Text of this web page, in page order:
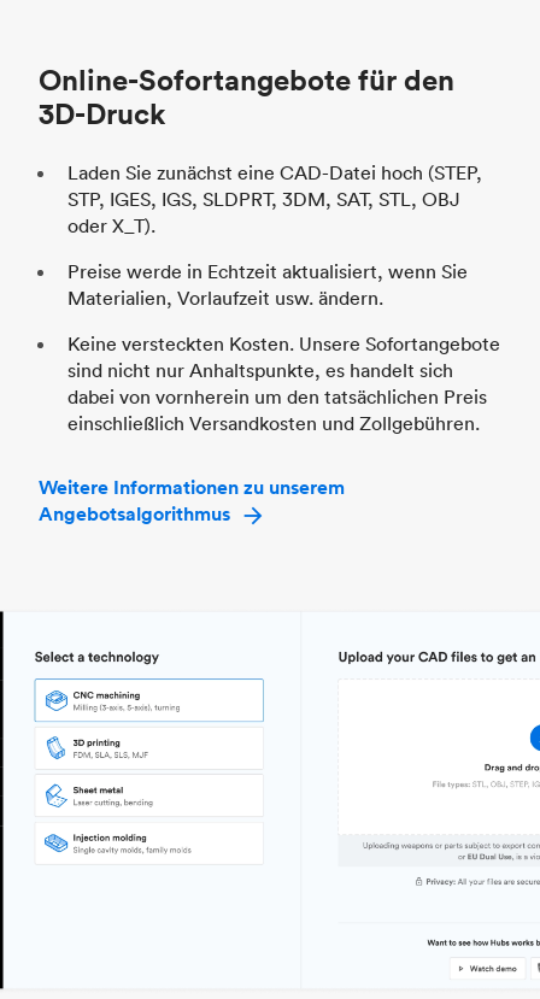
Online-Sofortangebote für den
3D-Druck
Laden Sie zunächst eine CAD-Datei hoch (STEP,
STP, IGES, IGS, SLDPRT, 3DM, SAT, STL, OBJ
oder X_T).
Preise werde in Echtzeit aktualisiert, wenn Sie
Materialien, Vorlaufzeit usw. ändern.
Keine versteckten Kosten. Unsere Sofortangebote
sind nicht nur Anhaltspunkte, es handelt sich
dabei von vornherein um den tatsächlichen Preis
einschließlich Versandkosten und Zollgebühren.
Weitere Informationen zu unserem
Angebotsalgorithmus